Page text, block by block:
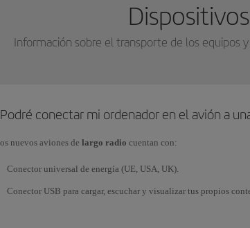
Información sobre el transporte de los equipos
conectar mi ordenador en el avión a
nuevos aviones de largo radio cuentan con:
Conector universal de energía (UE, USA, UK).
Conector USB para cargar, escuchar y visualizar tus propios